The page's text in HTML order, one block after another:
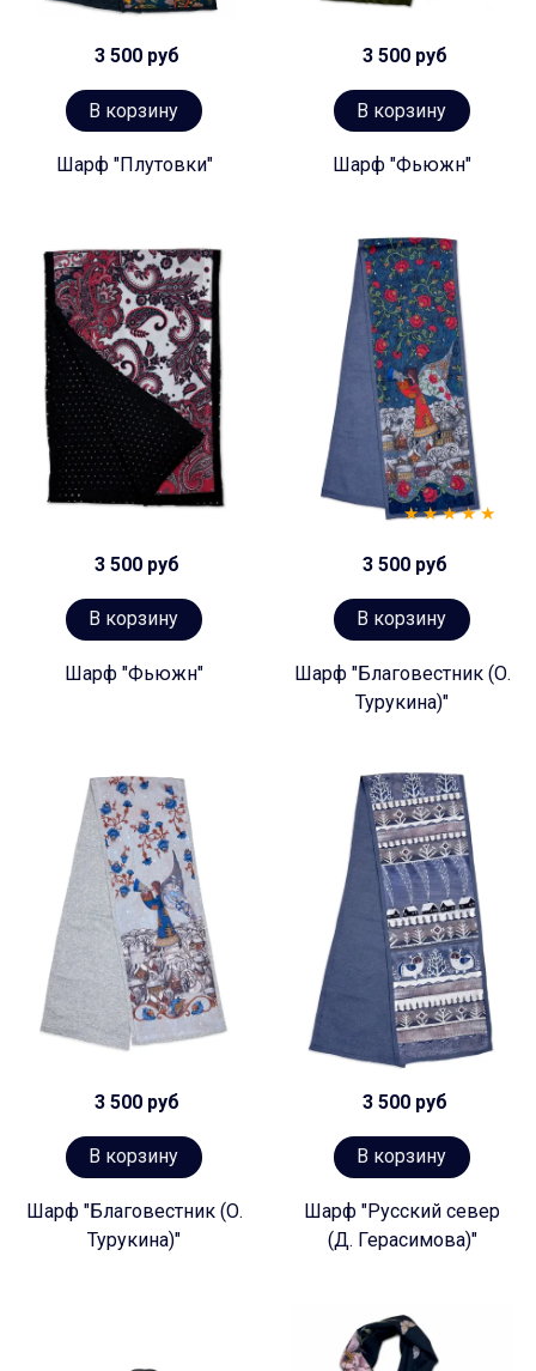
3 500 руб
В корзину
Шарф "Плутовки"
3 500 руб
В корзину
Шарф "Фьюжн"
3 500 руб
В корзину
Шарф "Фьюжн"
3 500 руб
В корзину
Шарф "Благовестник (О.
Турукина)"
3 500 руб
В корзину
Шарф "Благовестник (О.
Турукина)"
3 500 руб
В корзину
Шарф "Русский север
(Д. Герасимова)"